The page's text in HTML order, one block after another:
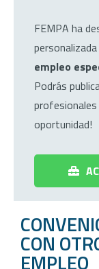
FEMPA ha
empleo
Podrás
oportunidad!
CON
EMPLEO